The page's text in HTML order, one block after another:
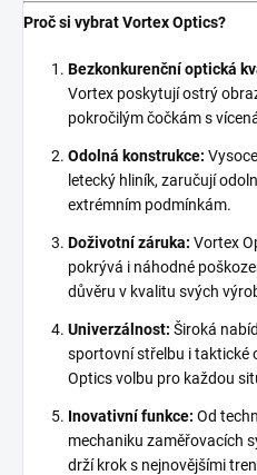
Proč si vybrat Vortex Optics?
Bezkonkurenční optická
Vortex poskytují ostrý
pokročilým čočkám s
Odolná konstrukce:
letecký hliník, zaručují
extrémním podmínkám.
Doživotní záruka: Vortex
pokrývá i náhodné
důvěru v kvalitu svých
Univerzálnost: Široká
sportovní střelbu i taktické
Optics volbu pro každou
Inovativní funkce: Od
mechaniku zaměřovacích
drží krok s nejnovějšími